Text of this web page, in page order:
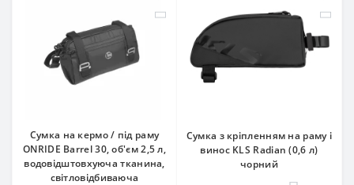
Сумка на кермо / під раму
ONRIDE Barrel 30, об'єм 2,5 л,
водовідштовхуюча тканина,
світловідбиваюча
Сумка з кріпленням на раму і
винос KLS Radian (0,6 л)
чорний